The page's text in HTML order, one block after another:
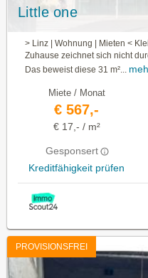
Little one
> Linz | Wohnung | Mieten <
Zuhause zeichnet sich nicht
Das beweist diese 31 m²...
Miete / Monat
€ 567,-
€ 17,- / m²
Gesponsert
Kreditfähigkeit prüfen
PROVISIONSFREI